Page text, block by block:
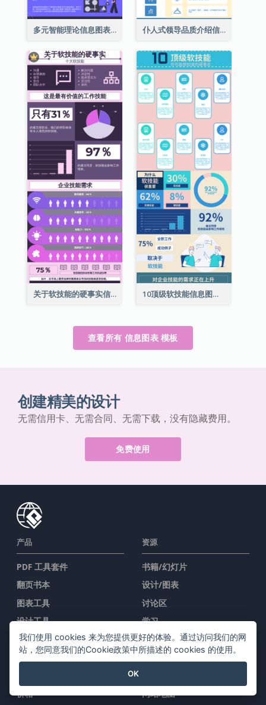
多元智能理论信息图表 仆人式领导品质介绍信息图表
关于软技能的硬事实信息图表 10顶级软技能信息图表
查看所有 信息图表 模板
创建精美的设计
无需信用卡、无需合同、无需下载，没有隐藏费用。
免费使用
产品
PDF 工具套件
翻页书本
图表工具
设计工具
文档编辑器
簡報製作工具
价格
资源
书籍/幻灯片
设计/图表
讨论区
学习
博客
知识
网站地图
我们使用 cookies 来为您提供更好的体验。通过访问我们的网
站，您同意我们的Cookie政策中所描述的 cookies 的使用。
OK